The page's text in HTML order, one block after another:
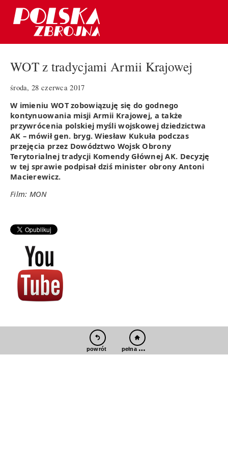
WOT z tradycjami Armii Krajowej
środa, 28 czerwca 2017
W imieniu WOT zobowiązuję się do godnego
kontynuowania misji Armii Krajowej, a także
przywrócenia polskiej myśli wojskowej dziedzictwa
AK – mówił gen. bryg. Wiesław Kukuła podczas
przejęcia przez Dowództwo Wojsk Obrony
Terytorialnej tradycji Komendy Głównej AK. Decyzję
w tej sprawie podpisał dziś minister obrony Antoni
Macierewicz.
Film: MON
powrót pełna wersja